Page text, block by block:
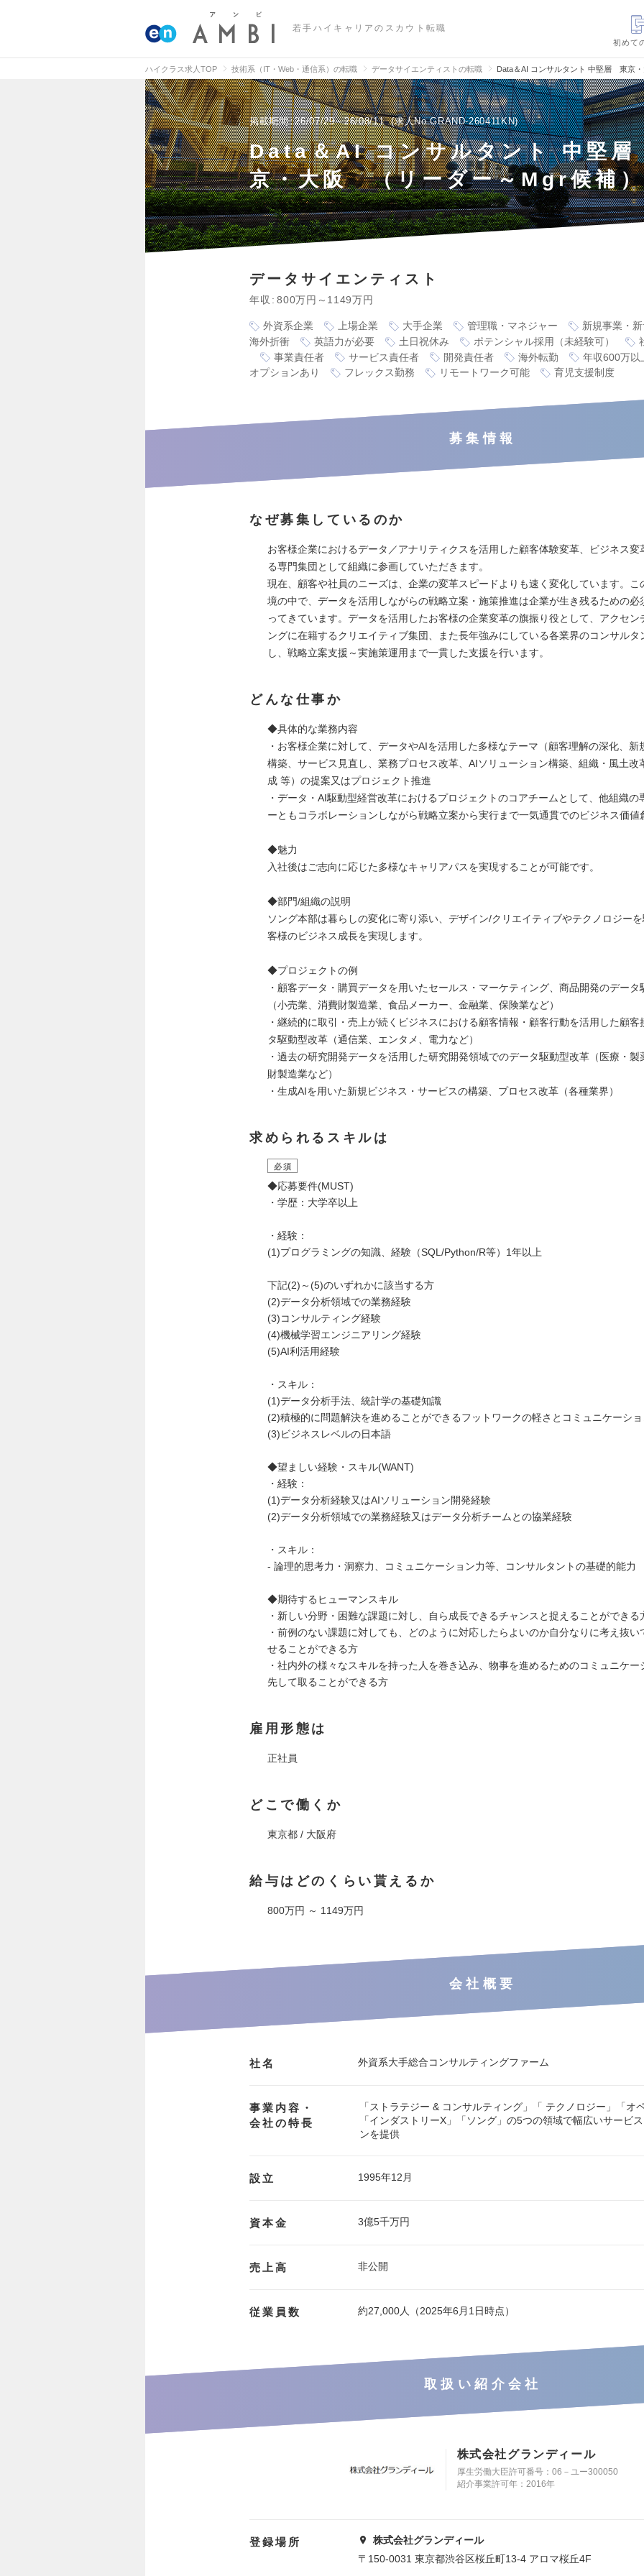
若手ハイキャリアのスカウト転職
初めて
ハイクラス求人TOP 技術系（IT・Web・通信系）の転職 データサイエンティストの転職 Data＆AI コンサルタント 中堅層 東京
掲載期間 26/07/29～26/08/11 求人No.GRAND-260411KN
Data＆AI コンサルタント 中堅
京・大阪 （リーダー～Mgr候補）
データサイエンティスト
年収 800万円～1149万円
外資系企業 上場企業 大手企業 管理職・マネジャー
新規事業・
海外折衝
英語力が必要 土日祝休み ポテンシャル採用（未経験可）
事業責任者
サービス責任者 開発責任者 海外転勤 年収600万以
オプションあり
フレックス勤務 リモートワーク可能 育児支援制度
募集情報
なぜ募集しているのか
お客様企業におけるデータ／アナリティクスを活用した顧客体験変革、ビジネス変
る専門集団として組織に参画していただきます。
現在、顧客や社員のニーズは、企業の変革スピードよりも速く変化しています。こ
境の中で、データを活用しながらの戦略立案・施策推進は企業が生き残るための必
ってきています。データを活用したお客様の企業変革の旗振り役として、アクセ
ングに在籍するクリエイティブ集団、また長年強みにしている各業界のコンサルタ
し、戦略立案支援～実施策運用まで一貫した支援を行います。
どんな仕事か
◆具体的な業務内容
・お客様企業に対して、データやAIを活用した多様なテーマ（顧客理解の深化、新
構築、サービス見直し、業務プロセス改革、AIソリューション構築、組織・風土改
成 等）の提案又はプロジェクト推進
・データ・AI駆動型経営改革におけるプロジェクトのコアチームとして、他組織の
ーともコラボレーションしながら戦略立案から実行まで一気通貫でのビジネス価値
◆魅力
入社後はご志向に応じた多様なキャリアパスを実現することが可能です。
◆部門/組織の説明
ソング本部は暮らしの変化に寄り添い、デザイン/クリエイティブやテクノロジー
客様のビジネス成長を実現します。
◆プロジェクトの例
・顧客データ・購買データを用いたセールス・マーケティング、商品開発のデータ
（小売業、消費財製造業、食品メーカー、金融業、保険業など）
・継続的に取引・売上が続くビジネスにおける顧客情報・顧客行動を活用した顧客
タ駆動型改革（通信業、エンタメ、電力など）
・過去の研究開発データを活用した研究開発領域でのデータ駆動型改革（医療・製
財製造業など）
・生成AIを用いた新規ビジネス・サービスの構築、プロセス改革（各種業界）
求められるスキルは
必須
◆応募要件(MUST)
・学歴：大学卒以上
・経験：
(1)プログラミングの知識、経験（SQL/Python/R等）1年以上
下記(2)～(5)のいずれかに該当する方
(2)データ分析領域での業務経験
(3)コンサルティング経験
(4)機械学習エンジニアリング経験
(5)AI利活用経験
・スキル：
(1)データ分析手法、統計学の基礎知識
(2)積極的に問題解決を進めることができるフットワークの軽さとコミュニケーシ
(3)ビジネスレベルの日本語
◆望ましい経験・スキル(WANT)
・経験：
(1)データ分析経験又はAIソリューション開発経験
(2)データ分析領域での業務経験又はデータ分析チームとの協業経験
・スキル：
- 論理的思考力・洞察力、コミュニケーション力等、コンサルタントの基礎的能力
◆期待するヒューマンスキル
・新しい分野・困難な課題に対し、自ら成長できるチャンスと捉えることができる
・前例のない課題に対しても、どのように対応したらよいのか自分なりに考え抜い
せることができる方
・社内外の様々なスキルを持った人を巻き込み、物事を進めるためのコミュニケー
先して取ることができる方
雇用形態は
正社員
どこで働くか
東京都 / 大阪府
給与はどのくらい貰えるか
800万円 ～ 1149万円
会社概要
社名 外資系大手総合コンサルティングファーム
事業内容・
会社の特長
「ストラテジー & コンサルティング」「 テクノロジー」「オ
「インダストリーX」「ソング」の5つの領域で幅広いサービ
ンを提供
設立 1995年12月
資本金 3億5千万円
売上高 非公開
従業員数 約27,000人（2025年6月1日時点）
取扱い紹介会社
株式会社グランディール
厚生労働大臣許可番号：06－ユー300050
紹介事業許可年：2016年
登録場所
株式会社グランディール
〒150-0031 東京都渋谷区桜丘町13-4 アロマ桜丘4F